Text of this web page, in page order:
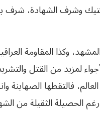
وشرف الشهادة، شرف
وكذا المقاومة
لمزيد من القتل
فالتقطها الصهاينة
الثقيلة من